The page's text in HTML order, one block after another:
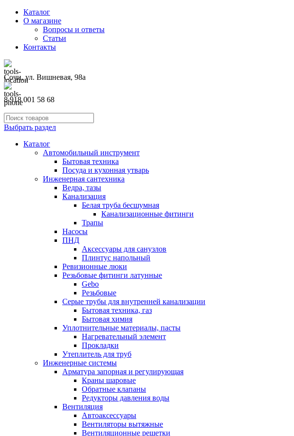
Каталог
О магазине
Вопросы и ответы
Статьи
Контакты
Сочи, ул. Вишневая, 98а
8 918 001 58 68
Выбрать раздел
Каталог
Автомобильный инструмент
Бытовая техника
Посуда и кухонная утварь
Инженерная сантехника
Ведра, тазы
Канализация
Белая труба бесшумная
Канализационные фитинги
Трапы
Насосы
ПНД
Аксессуары для санузлов
Плинтус напольный
Ревизионные люки
Резьбовые фитинги латунные
Gebo
Резьбовые
Серые трубы для внутренней канализации
Бытовая техника, газ
Бытовая химия
Уплотнительные материалы, пасты
Нагревательный элемент
Прокладки
Утеплитель для труб
Инженерные системы
Арматура запорная и регулирующая
Краны шаровые
Обратные клапаны
Редукторы давления воды
Вентиляция
Автоаксессуары
Вентиляторы вытяжные
Вентиляционные решетки